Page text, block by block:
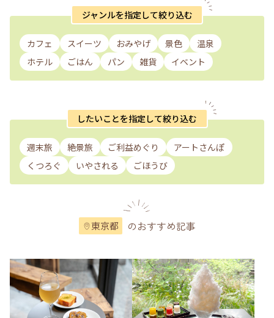
ジャンルを指定して絞り込む
カフェ スイーツ おみやげ 景色
温泉
ホテル
ごはん パン 雑貨 イベント
したいことを指定して絞り込む
週末旅 絶景旅 ご利益めぐり
アートさんぽ
くつろぐ
いやされる ごほうび
東京都 のおすすめ記事